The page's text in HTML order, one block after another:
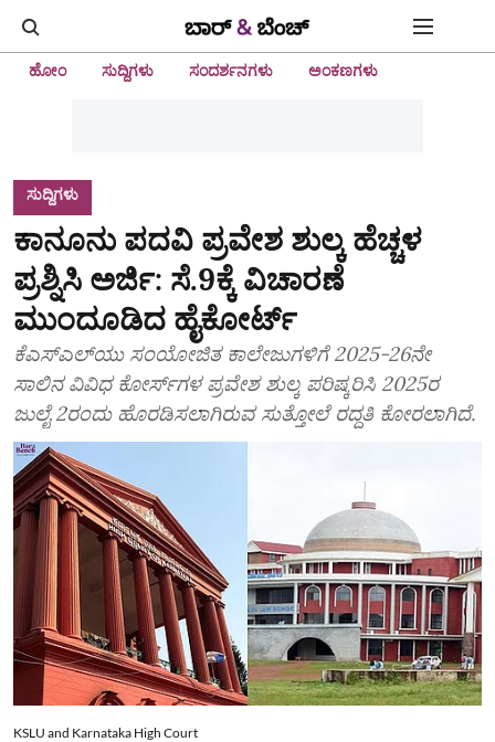
ಹೋಂ ಸುದ್ದಿಗಳು ಸಂದರ್ಶನಗಳು ಅಂಕಣಗಳು
ಸುದ್ದಿಗಳು
ಕಾನೂನು ಪದವಿ ಪ್ರವೇಶ ಶುಲ್ಕ ಹೆಚ್ಚಳ
ಪ್ರಶ್ನಿಸಿ ಅರ್ಜಿ: ಸೆ.9ಕ್ಕೆ ವಿಚಾರಣೆ
ಮುಂದೂಡಿದ ಹೈಕೋರ್ಟ್
ಕೆ‌ಎಸ್‌ಎಲ್‌ಯು ಸಂಯೋಜಿತ ಕಾಲೇಜುಗಳಿಗೆ 2025-26ನೇ
ಸಾಲಿನ ವಿವಿಧ ಕೋರ್ಸ್‌ಗಳ ಪ್ರವೇಶ ಶುಲ್ಕ ಪರಿಷ್ಕರಿಸಿ 2025ರ
ಜುಲೈ 2ರಂದು ಹೊರಡಿಸಲಾಗಿರುವ ಸುತ್ತೋಲೆ ರದ್ದತಿ ಕೋರಲಾಗಿದೆ.
KSLU and Karnataka High Court